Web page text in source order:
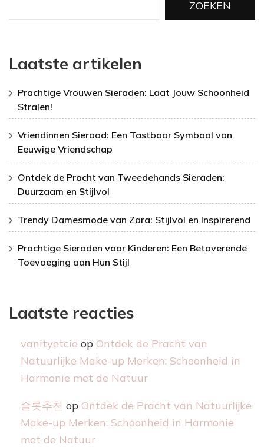
ZOEKEN
Laatste artikelen
Prachtige Vrouwen Sieraden: Laat Jouw Schoonheid
Stralen!
Vriendinnen Sieraad: Een Tastbaar Symbool van
Eeuwige Vriendschap
Ontdek de Pracht van Tweedehands Sieraden:
Duurzaam en Stijlvol
Trendy Damesmode van Zara: Stijlvol en Inspirerend
Prachtige Sieraden voor Kinderen: Een Betoverende
Toevoeging aan Hun Stijl
Laatste reacties
vanityetcie op Ontdek de Pracht van
Natuurlijke Make-up Merken: Schoonheid in
Harmonie met de Natuur
슬롯추천 op Ontdek de Pracht van Natuurlijke
Make-up Merken: Schoonheid in Harmonie
met de Natuur